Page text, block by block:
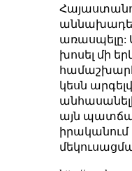
առասպելը:
խոսել մի
կեսն
այն
իրականում